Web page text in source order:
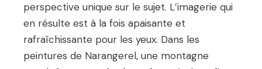
perspective unique sur le sujet. L’imagerie qui
en résulte est à la fois apaisante et
rafraîchissante pour les yeux. Dans les
peintures de Narangerel, une montagne